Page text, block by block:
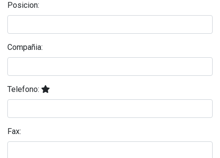
Posicion:
Compañia:
Telefono:
Fax: